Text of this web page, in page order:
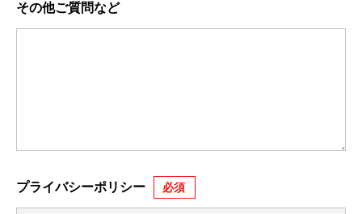
その他ご質問など
プライバシーポリシー